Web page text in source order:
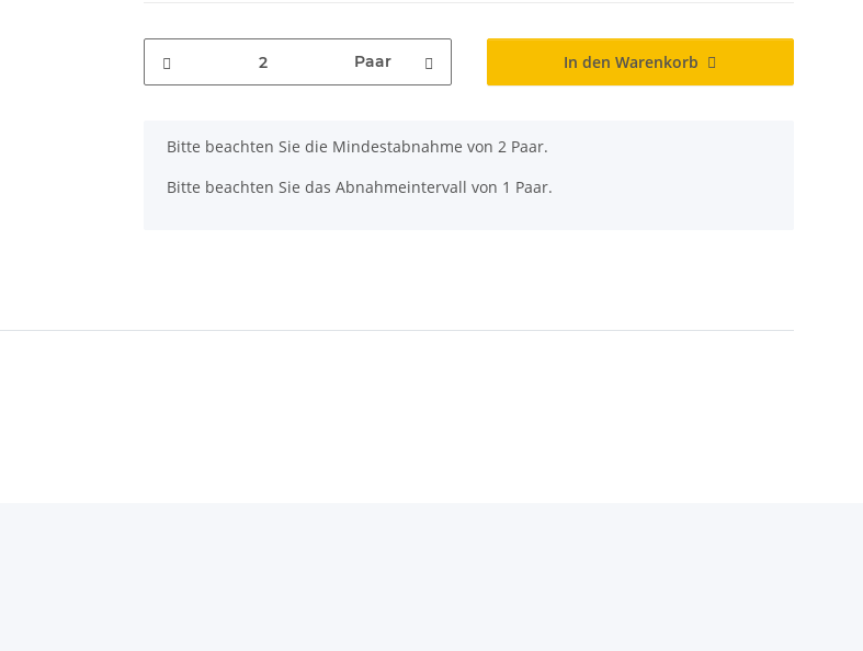
Paar In den Warenkorb
x
Bitte beachten Sie die Mindestabnahme von 2 Paar.
Bitte beachten Sie das Abnahmeintervall von 1 Paar.